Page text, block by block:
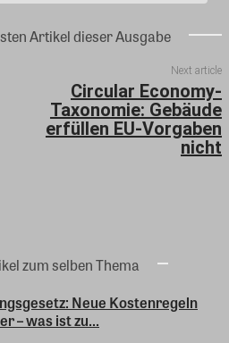
Artikel dieser Ausgabe
Next article
Circular Economy-
Taxonomie: Gebäude
erfüllen EU-Vorgaben
nicht
zum selben Thema
Neue Kostenregeln
– was ist zu...